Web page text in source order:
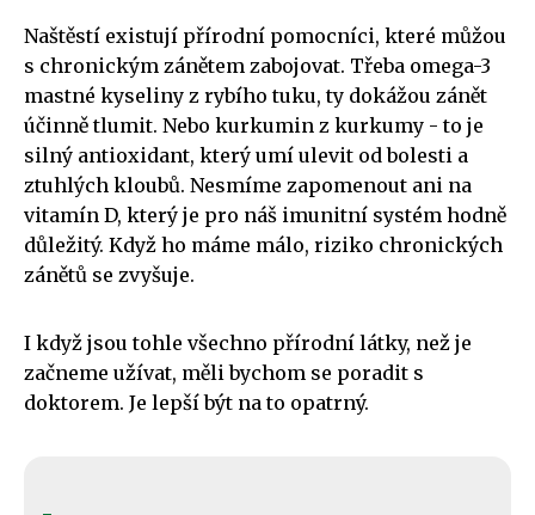
Naštěstí existují přírodní pomocníci, které můžou
s chronickým zánětem zabojovat. Třeba omega-3
mastné kyseliny z rybího tuku, ty dokážou zánět
účinně tlumit. Nebo kurkumin z kurkumy - to je
silný antioxidant, který umí ulevit od bolesti a
ztuhlých kloubů. Nesmíme zapomenout ani na
vitamín D, který je pro náš imunitní systém hodně
důležitý. Když ho máme málo, riziko chronických
zánětů se zvyšuje.
I když jsou tohle všechno přírodní látky, než je
začneme užívat, měli bychom se poradit s
doktorem. Je lepší být na to opatrný.